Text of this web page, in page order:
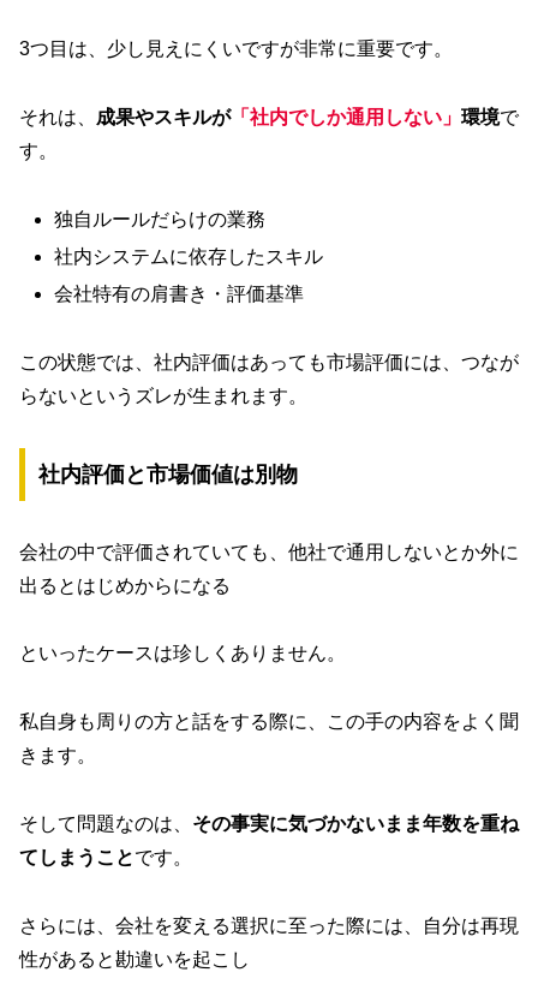
3つ目は、少し見えにくいですが非常に重要です。
それは、 成果やスキルが「社内でしか通用しない」 環境で
す。
独自ルールだらけの業務
社内システムに依存したスキル
会社特有の肩書き・評価基準
この状態では、社内評価はあっても市場評価には、つなが
らないというズレが生まれます。
社内評価と市場価値は別物
会社の中で評価されていても、他社で通用しないとか外に
出るとはじめからになる
といったケースは珍しくありません。
私自身も周りの方と話をする際に、この手の内容をよく聞
きます。
そして問題なのは、 その事実に気づかないまま年数を重ね
てしまうことです。
さらには、会社を変える選択に至った際には、自分は再現
性があると勘違いを起こし